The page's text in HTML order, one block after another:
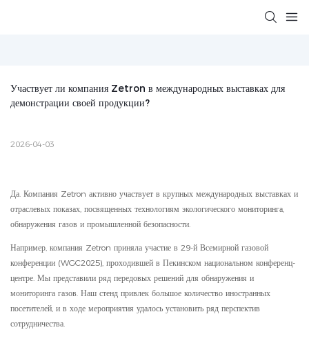
Участвует ли компания Zetron в международных выставках для
демонстрации своей продукции?
2026-04-03
Да. Компания Zetron активно участвует в крупных международных выставках и
отраслевых показах, посвященных технологиям экологического мониторинга,
обнаружения газов и промышленной безопасности.
Например, компания Zetron приняла участие в 29-й Всемирной газовой
конференции (WGC2025), проходившей в Пекинском национальном конференц-
центре. Мы представили ряд передовых решений для обнаружения и
мониторинга газов. Наш стенд привлек большое количество иностранных
посетителей, и в ходе мероприятия удалось установить ряд перспектив
сотрудничества.